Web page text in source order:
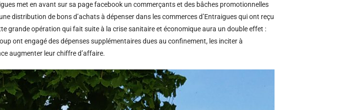
met en avant sur sa page facebook un commerçants et des bâches promotionnelles
distribution de bons d’achats à dépenser dans les commerces d’Entraigues qui ont reçu
grande opération qui fait suite à la crise sanitaire et économique aura un double effet :
ont engagé des dépenses supplémentaires dues au confinement, les inciter à
augmenter leur chiffre d’affaire.